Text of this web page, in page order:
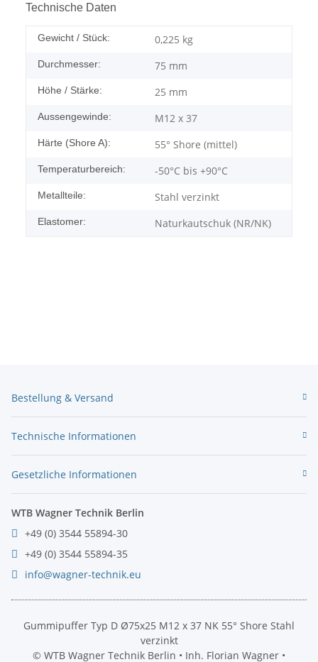
Technische Daten
Gewicht / Stück: 0,225 kg
Durchmesser: 75 mm
Höhe / Stärke: 25 mm
Aussengewinde: M12 x 37
Härte (Shore A): 55° Shore (mittel)
Temperaturbereich: -50°C bis +90°C
Metallteile: Stahl verzinkt
Elastomer: Naturkautschuk (NR/NK)
Bestellung & Versand
Technische Informationen
Gesetzliche Informationen
WTB Wagner Technik Berlin
+49 (0) 3544 55894-30
+49 (0) 3544 55894-35
info@wagner-technik.eu
Gummipuffer Typ D Ø75x25 M12 x 37 NK 55° Shore Stahl
verzinkt
© WTB Wagner Technik Berlin • Inh. Florian Wagner •